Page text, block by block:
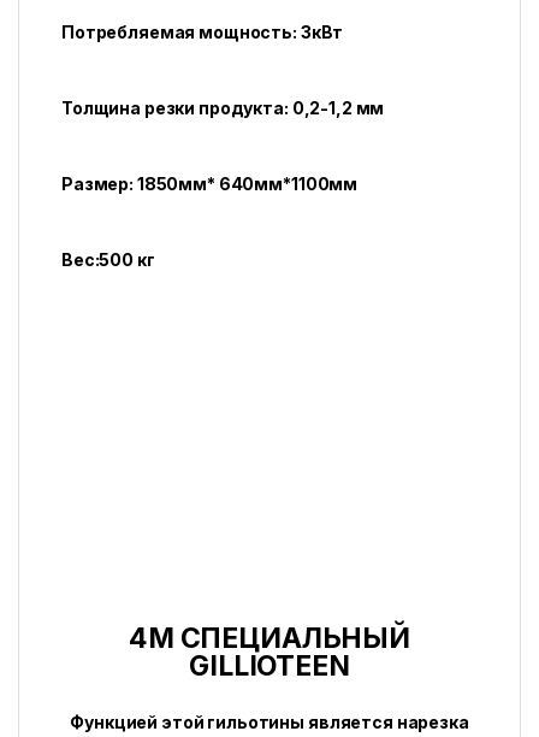
Потребляемая мощность: 3кВт
Толщина резки продукта: 0,2-1,2 мм
Размер: 1850мм* 640мм*1100мм
Вес:500 кг
4M СПЕЦИАЛЬНЫЙ
GILLIOTEEN
Функцией этой гильотины является нарезка